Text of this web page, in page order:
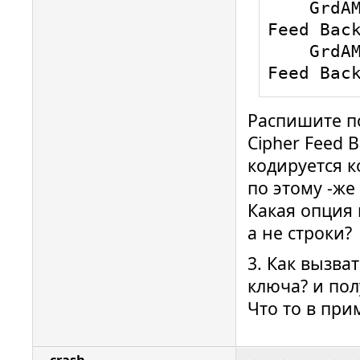
с
    {
   szInitVectorAES := '__IV_____IV___'; //
Init
    // Implement data decoding by AES128
    nRet :=
      GrdAM_OFB or GrdAM_Decode,
}
Feed
Feed
Распишите
Cipher Feed
кодируется
по этому -
Какая
а не строки?
3. Как
ключа? и
Что то в